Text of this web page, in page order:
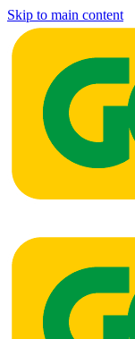
Skip to main content